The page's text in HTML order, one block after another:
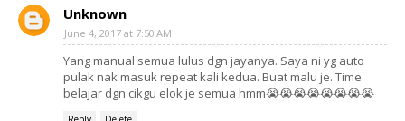
Unknown
June 4, 2017 at 7:50 AM
Yang manual semua lulus dgn jayanya. Saya ni yg auto
pulak nak masuk repeat kali kedua. Buat malu je. Time
belajar dgn cikgu elok je semua hmm😭😭😭😭😭😭😭😭